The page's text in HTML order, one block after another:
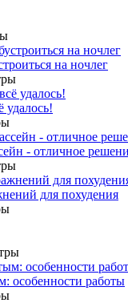
на ночлег
- отличное
для похудения
особенности работы